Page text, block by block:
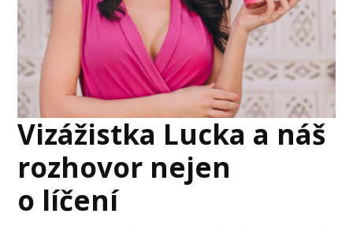
Vizážistka Lucka a náš
rozhovor nejen
o líčení